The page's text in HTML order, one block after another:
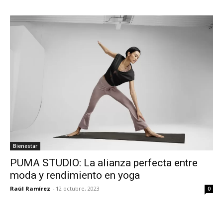
Bienestar
PUMA STUDIO: La alianza perfecta entre
moda y rendimiento en yoga
Raúl Ramírez - 12 octubre, 2023 0